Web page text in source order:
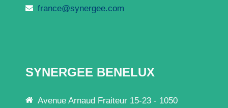
france@synergee.com
SYNERGEE BENELUX
Avenue Arnaud Fraiteur 15-23 - 1050